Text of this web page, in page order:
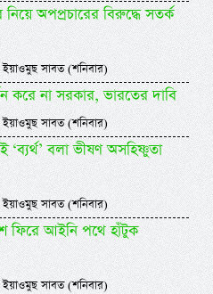
নিয়ে অপপ্রচারের বিরুদ্ধে সতর্ক
সাবত (শনিবার)
করে না সরকার, ভারতের দাবি
সাবত (শনিবার)
বলা ভীষণ অসহিষ্ণুতা
সাবত (শনিবার)
ফিরে আইনি পথে হাঁটুক
সাবত (শনিবার)